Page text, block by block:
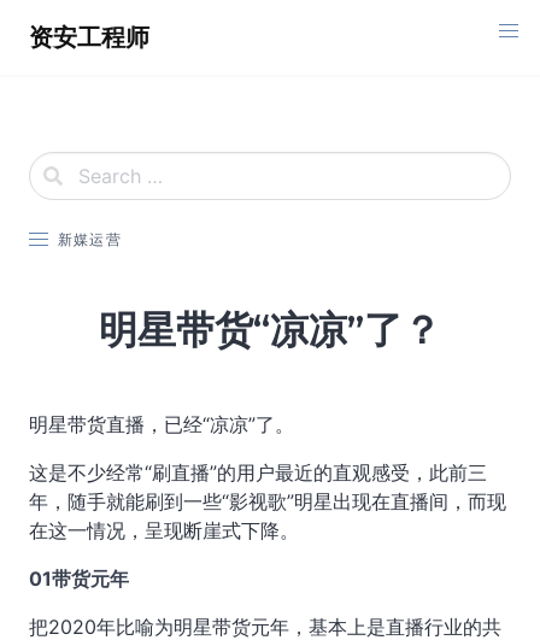
资安工程师
新媒运营
明星带货“凉凉”了？
明星带货直播，已经“凉凉”了。
这是不少经常“刷直播”的用户最近的直观感受，此前三
年，随手就能刷到一些“影视歌”明星出现在直播间，而现
在这一情况，呈现断崖式下降。
01带货元年
把2020年比喻为明星带货元年，基本上是直播行业的共